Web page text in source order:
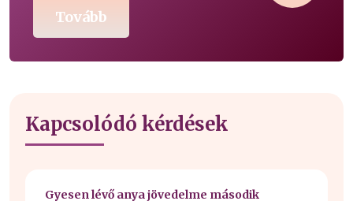
Tovább
Kapcsolódó kérdések
Gyesen lévő anya jövedelme második